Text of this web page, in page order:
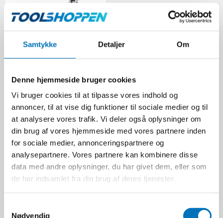
Samtykke Detaljer Om
Denne hjemmeside bruger cookies
Vi bruger cookies til at tilpasse vores indhold og
annoncer, til at vise dig funktioner til sociale medier og til
at analysere vores trafik. Vi deler også oplysninger om
din brug af vores hjemmeside med vores partnere inden
for sociale medier, annonceringspartnere og
analysepartnere. Vores partnere kan kombinere disse
data med andre oplysninger, du har givet dem, eller som
de har indsamlet fra din brug af deres tjenester.
Nødvendig
STIHL
46040115401
4.450,00 DKK
Ekskl. moms
VIS PRODUKT